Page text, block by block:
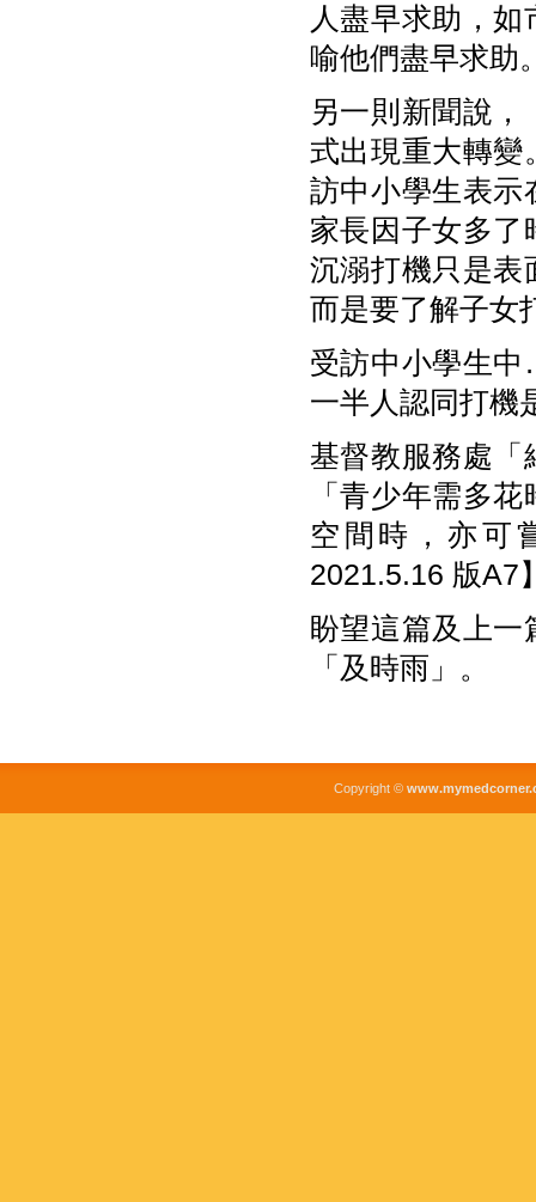
人盡早求助，
喻他們盡早求助
另一則新聞說
式出現重大轉變
訪中小學生表示
家長因子女多了
沉溺打機只是表
而是要了解子女
受訪中小學生
一半人認同打機
基督教服務處「
「青少年需多
空間時，亦可
2021.5.16 版A7
盼望這篇及上
「及時雨」。
Copyright ©